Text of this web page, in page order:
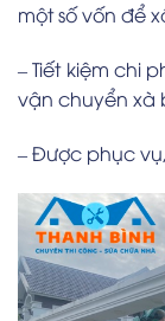
một số vốn để
– Tiết kiệm chi
vận chuyển xà
– Được phục